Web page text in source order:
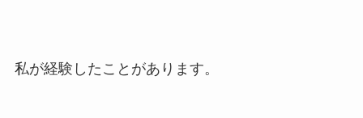
私が経験したことがあります。